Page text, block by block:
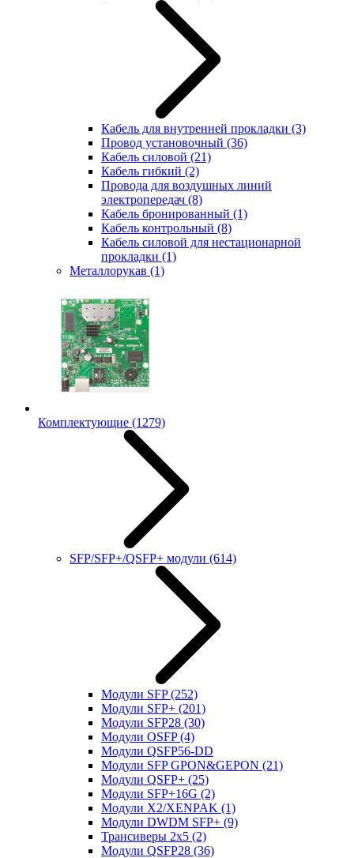
Кабель для внутренней прокладки (3)
Провод установочный (36)
Кабель силовой (21)
Кабель гибкий (2)
Провода для воздушных линий
электропередач (8)
Кабель бронированный (1)
Кабель контрольный (8)
Кабель силовой для нестационарной
прокладки (1)
Металлорукав (1)
Комплектующие (1279)
SFP/SFP+/QSFP+ модули (614)
Модули SFP(252)
Модули SFP+ (201)
Модули SFP28 (30)
Модули OSFP(4)
Модули QSFP56-DD
Модули SFP GPON&GEPON (21)
Модули QSFP+ (25)
Модули SFP+16G (2)
Модули X2/XENPAK (1)
Модули DWDM SFP+ (9)
Трансиверы 2x5 (2)
Модули QSFP28 (36)